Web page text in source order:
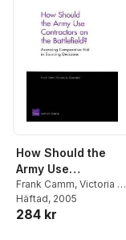
How Should the
Army Use
Contractors on the
Battlefield?
Frank Camm, Victoria A.
Greenfield
Häftad, 2005
284 kr